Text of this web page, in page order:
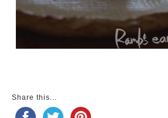
Share this...